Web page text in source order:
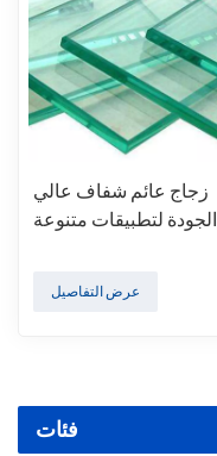
زجاج عائم شفاف عالي
الجودة لتطبيقات متنوعة
عرض التفاصيل
فئات